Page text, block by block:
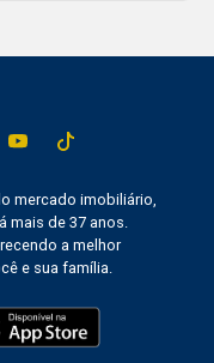
mercado imobiliário,
mais de 37 anos.
a melhor
e sua família.